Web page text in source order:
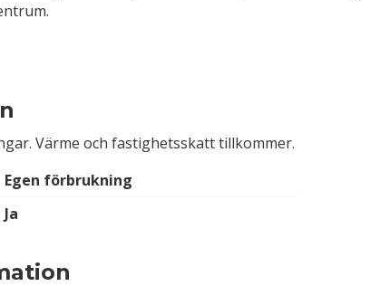
Värme och fastighetsskatt tillkommer.
Egen förbrukning
Ja